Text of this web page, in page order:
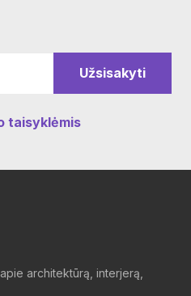
taisyklėmis
architektūrą, interjerą,